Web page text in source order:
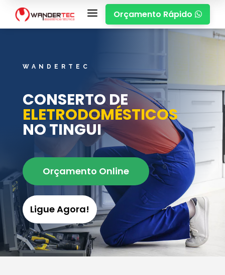
a Orçamento Rápido 
WANDERTEC
CONSERTO DE
ELETRODOMÉSTICOS
NO TINGUI
Orçamento Online
Ligue Agora!